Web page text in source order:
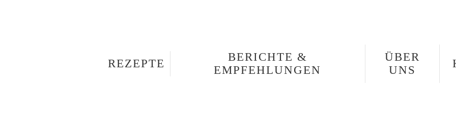
REZEPTE
BERICHTE &
EMPFEHLUNGEN
ÜBER
UNS